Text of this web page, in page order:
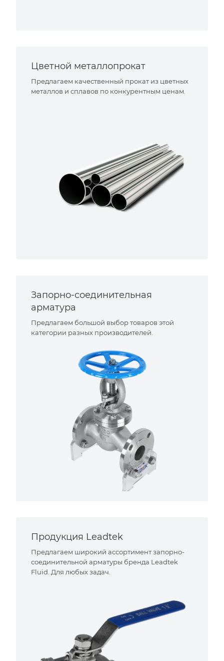
Цветной металлопрокат
Предлагаем качественный прокат из цветных
металлов и сплавов по конкурентным ценам.
Запорно-соединительная
арматура
Предлагаем большой выбор товаров этой
категории разных производителей.
Продукция Leadtek
Предлагаем широкий ассортимент запорно-
соединительной арматуры бренда Leadtek
Fluid. Для любых задач.